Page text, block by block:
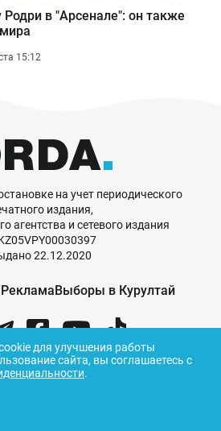
в "Арсенале": он также
15:12
на учет периодического
издания,
агентства и сетевого издания
22.12.2020
РекламаВыборы в Курултай
использования
для улучшения работы
сайта, вы соглашаетесь с
.